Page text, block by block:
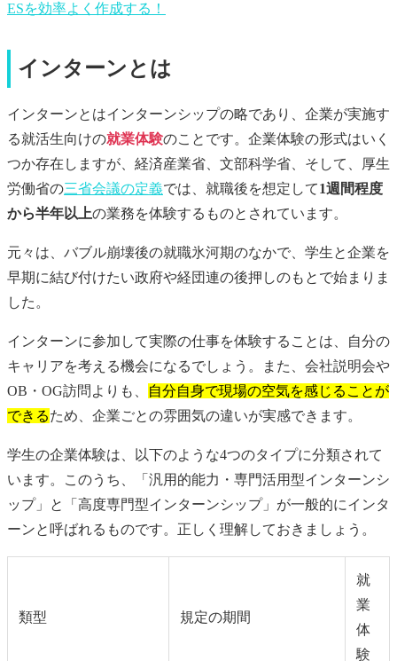
ESを効率よく作成する！
インターンとは
インターンとはインターンシップの略であり、企業が実施す
る就活生向けの就業体験のことです。企業体験の形式はいく
つか存在しますが、経済産業省、文部科学省、そして、厚生
労働省の三省会議の定義では、就職後を想定して1週間程度
から半年以上の業務を体験するものとされています。
元々は、バブル崩壊後の就職氷河期のなかで、学生と企業を
早期に結び付けたい政府や経団連の後押しのもとで始まりま
した。
インターンに参加して実際の仕事を体験することは、自分の
キャリアを考える機会になるでしょう。また、会社説明会や
OB・OG訪問よりも、
自分自身で現場の空気を感じることが
できるため、企業ごとの雰囲気の違いが実感できます。
学生の企業体験は、以下のような4つのタイプに分類されて
います。このうち、「汎用的能力・専門活用型インターンシ
ップ」と「高度専門型インターンシップ」が一般的にインタ
ーンと呼ばれるものです。正しく理解しておきましょう。
類型 規定の期間
就
業
体
験